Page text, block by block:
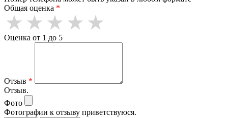
Общая оценка *
Оценка от 1 до 5
Отзыв *
Отзыв.
Фото
Фотографии к отзыву приветствуюся.